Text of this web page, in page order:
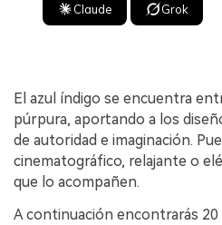
Claude Grok
El azul índigo se encuentra
púrpura, aportando a los
de autoridad e imaginación.
cinematográfico, relajante o
que lo acompañen.
A continuación encontrarás